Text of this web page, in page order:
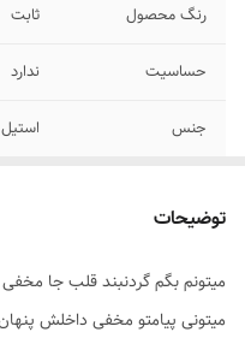
رنگ محصول ثابت
حساسیت ندارد
جنس استیل درجه ۱
مناسب برای
موارد استفاده مناسب
توضیحات
میتونم بگم گردنبند قلب جا
میتونی پیامتو مخفی داخلش